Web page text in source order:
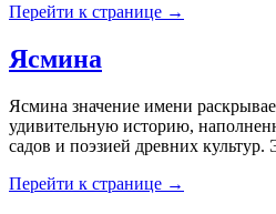
Перейти к странице →
Ясмина
Ясмина значение имени
удивительную историю,
садов и поэзией древних
Перейти к странице →